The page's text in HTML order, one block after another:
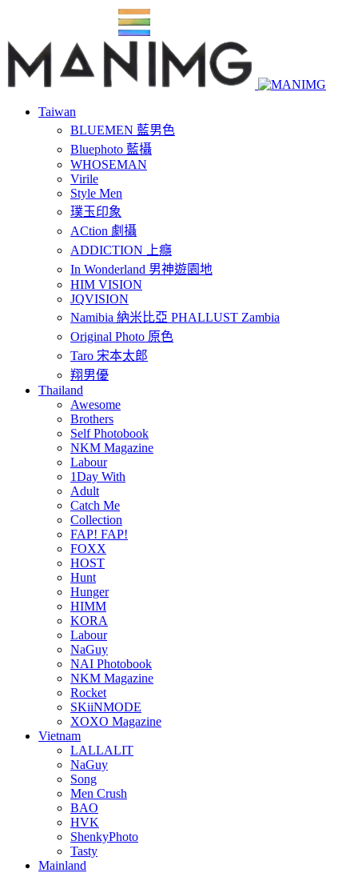
Taiwan
BLUEMEN 藍男色
Bluephoto 藍攝
WHOSEMAN
Virile
Style Men
璞玉印象
ACtion 劇攝
ADDICTION 上癮
In Wonderland 男神遊園地
HIM VISION
JQVISION
Namibia 納米比亞 PHALLUST Zambia
Original Photo 原色
Taro 宋本太郎
翔男優
Thailand
Awesome
Brothers
Self Photobook
NKM Magazine
Labour
1Day With
Adult
Catch Me
Collection
FAP! FAP!
FOXX
HOST
Hunt
Hunger
HIMM
KORA
Labour
NaGuy
NAI Photobook
NKM Magazine
Rocket
SKiiNMODE
XOXO Magazine
Vietnam
LALLALIT
NaGuy
Song
Men Crush
BAO
HVK
ShenkyPhoto
Tasty
Mainland